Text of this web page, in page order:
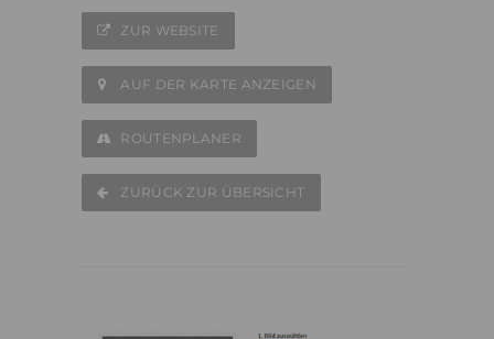
ZUR WEBSITE
AUF DER KARTE ANZEIGEN
ROUTENPLANER
ZURÜCK ZUR ÜBERSICHT